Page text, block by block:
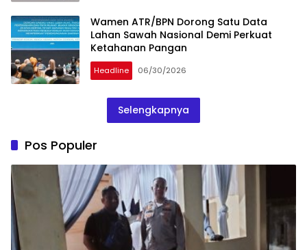
Wamen ATR/BPN Dorong Satu Data
Lahan Sawah Nasional Demi Perkuat
Ketahanan Pangan
Headline 06/30/2026
Selengkapnya
Pos Populer